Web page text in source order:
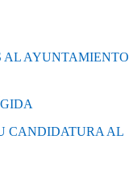
AL AYUNTAMIENTO
CANDIDATURA AL